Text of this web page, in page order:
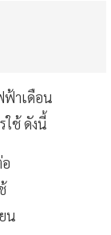
ฟ้าเดือน
ใช้ ดังนี้
น